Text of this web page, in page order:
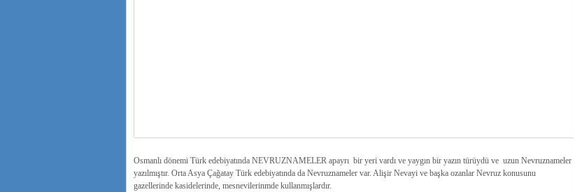
Osmanlı dönemi Türk edebiyatında NEVRUZNAMELER apayrı bir yeri vardı ve yaygın bir yazın türüydü ve uzun Nevruznameler
yazılmıştır. Orta Asya Çağatay Türk edebiyatında da Nevruznameler var. Alişir Nevayi ve başka ozanlar Nevruz konusunu
gazellerinde kasidelerinde, mesnevilerinmde kullanmışlardır.